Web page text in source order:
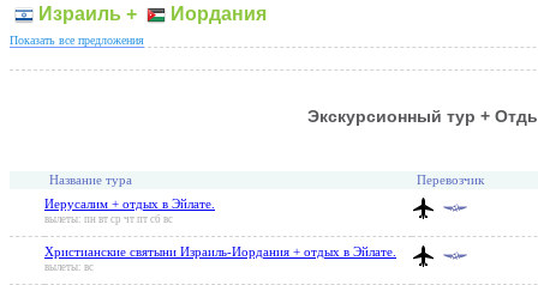
Израиль + Иордания
Показать все предложения
Экскурсионный тур +
Название тура Перевозчик
Иерусалим + отдых в Эйлате.
вылеты: пн вт ср чт пт сб вс
Христианские святыни Израиль-Иордания + отдых в Эйлате.
вылеты: вс